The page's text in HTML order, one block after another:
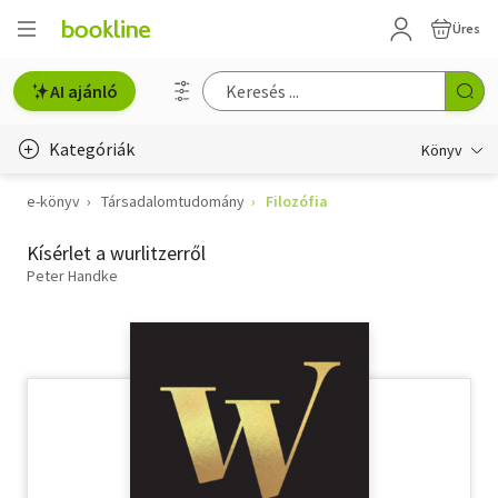
Üres
AI ajánló
Kategóriák Könyv
Életmód, egészség
Erotika
e-könyv Társadalomtudomány Filozófia
Kísérlet a wurlitzerről
Peter Handke